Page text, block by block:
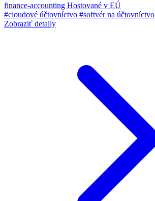
finance-accounting Hostované v EÚ
#cloudové účtovníctvo #softvér na účtovníctvo
Zobraziť detaily